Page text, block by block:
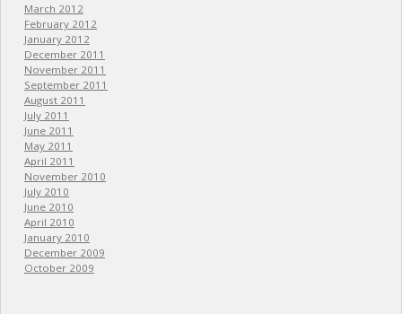
March 2012
February 2012
January 2012
December 2011
November 2011
September 2011
August 2011
July 2011
June 2011
May 2011
April 2011
November 2010
July 2010
June 2010
April 2010
January 2010
December 2009
October 2009